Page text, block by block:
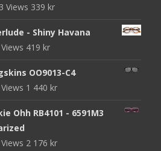
Views 339 kr
- Shiny Havana
419 kr
OO9013-C4
1 440 kr
Ohh RB4101 - 6591M3
2 176 kr